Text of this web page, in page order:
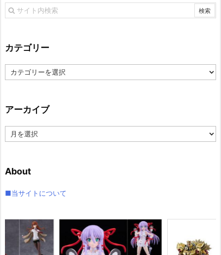
カテゴリー
テ
ー
アーカイブ
ー
ブ
About
■当サイトについて